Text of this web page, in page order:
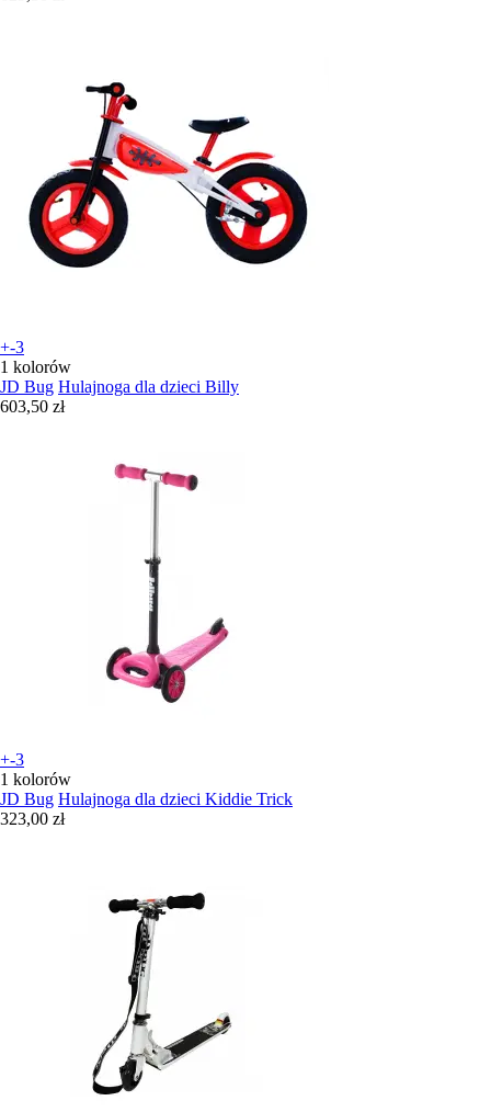
+-3
1 kolorów
JD Bug Hulajnoga dla dzieci Billy
603,50 zł
+-3
1 kolorów
JD Bug Hulajnoga dla dzieci Kiddie Trick
323,00 zł